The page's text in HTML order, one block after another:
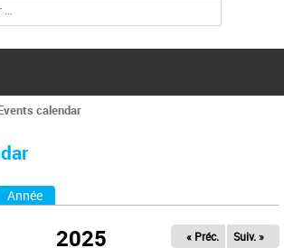
calendar
Année
2025 « Préc. Suiv. »